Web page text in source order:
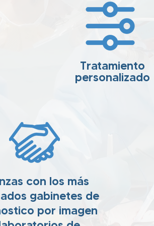
con los más
gabinetes de
por imagen
Tratamiento
personalizado